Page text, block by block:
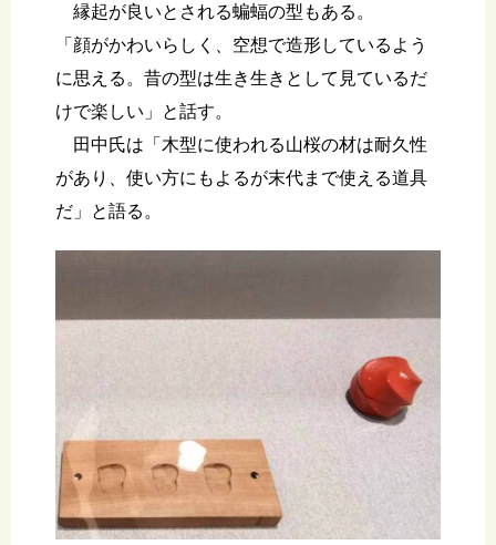
縁起が良いとされる蝙蝠の型もある。
「顔がかわいらしく、空想で造形しているよう
に思える。昔の型は生き生きとして見ているだ
けで楽しい」と話す。
田中氏は「木型に使われる山桜の材は耐久性
があり、使い方にもよるが末代まで使える道具
だ」と語る。